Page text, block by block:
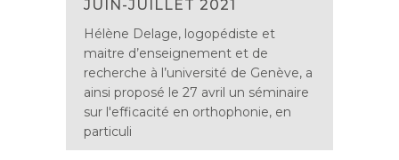
JUIN-JUILLET 2021
Hélène Delage, logopédiste et
maitre d’enseignement et de
recherche à l’université de Genève, a
ainsi proposé le 27 avril un séminaire
sur l'efficacité en orthophonie, en
particuli